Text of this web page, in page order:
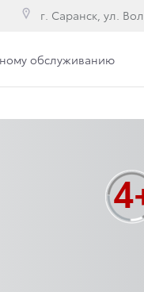
г. Саранск, ул.
обслуживанию